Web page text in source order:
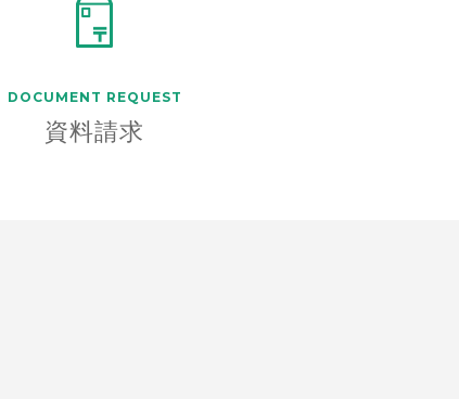
DOCUMENT REQUEST
資料請求